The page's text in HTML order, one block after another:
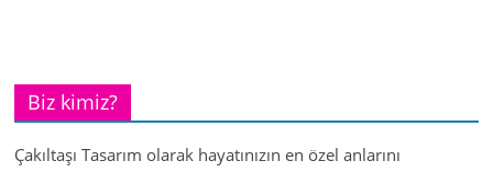
Biz kimiz?
Çakıltaşı Tasarım olarak hayatınızın en özel anlarını